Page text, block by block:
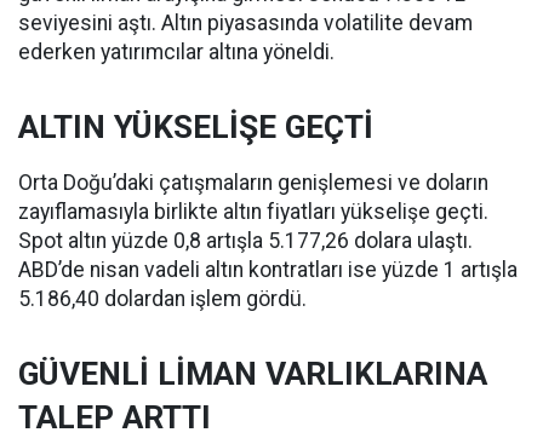
seviyesini aştı. Altın piyasasında volatilite devam
ederken yatırımcılar altına yöneldi.
ALTIN YÜKSELİŞE GEÇTİ
Orta Doğu’daki çatışmaların genişlemesi ve doların
zayıflamasıyla birlikte altın fiyatları yükselişe geçti.
Spot altın yüzde 0,8 artışla 5.177,26 dolara ulaştı.
ABD’de nisan vadeli altın kontratları ise yüzde 1 artışla
5.186,40 dolardan işlem gördü.
GÜVENLİ LİMAN VARLIKLARINA
TALEP ARTTI